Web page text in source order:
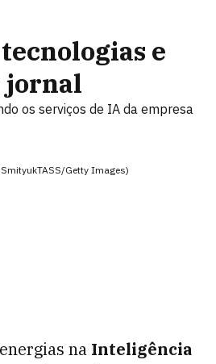
e
jornal
os serviços de IA da empresa
Getty Images)
na Inteligência